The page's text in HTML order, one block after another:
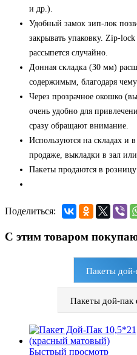
и др.).
Удобный замок зип-лок
закрывать упаковку. Zip-
рассыпется случайно.
Донная складка (30 мм)
содержимым, благодаря
Через прозрачное окошко
очень удобно для
сразу обращают внимание.
Используются на складах и
продаже, выкладки в зал
Пакеты продаются в
Поделиться:
С этим товаром
Пакеты
Пакеты дой-пак
Быстрый просмотр